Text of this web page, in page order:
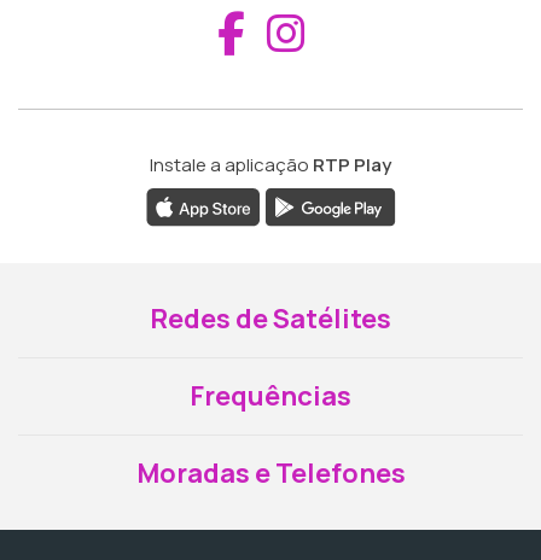
Aceder ao
Instale a aplicação RTP Play
Redes de Satélites
Frequências
Moradas e Telefones